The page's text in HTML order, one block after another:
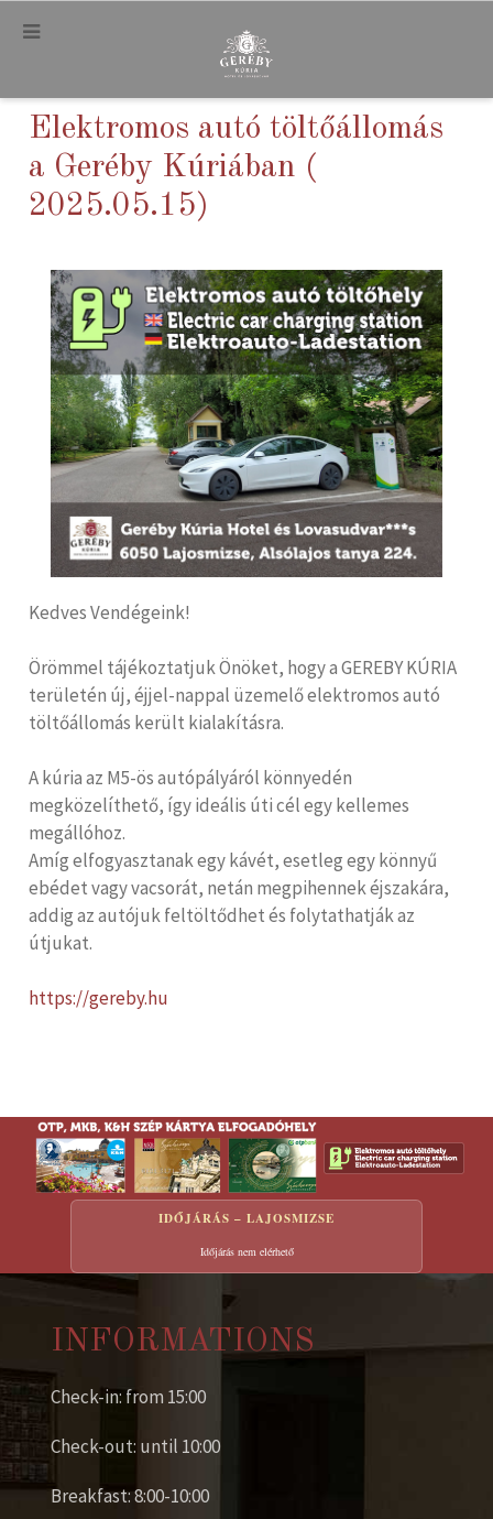
.
Elektromos autó töltőállomás
a Geréby Kúriában (
2025.05.15)
Kedves Vendégeink!
Örömmel tájékoztatjuk Önöket, hogy a GEREBY KÚRIA
területén új, éjjel-nappal üzemelő elektromos autó
töltőállomás került kialakításra.
A kúria az M5-ös autópályáról könnyedén
megközelíthető, így ideális úti cél egy kellemes
megállóhoz.
Amíg elfogyasztanak egy kávét, esetleg egy könnyű
ebédet vagy vacsorát, netán megpihennek éjszakára,
addig az autójuk feltöltődhet és folytathatják az
útjukat.
https://gereby.hu
IDŐJÁRÁS – LAJOSMIZSE
Időjárás nem elérhető
INFORMATIONS
Check-in: from 15:00
Check-out: until 10:00
Breakfast: 8:00-10:00